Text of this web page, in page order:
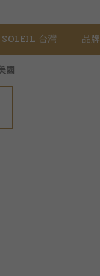
SOLEIL 台灣 品牌
國